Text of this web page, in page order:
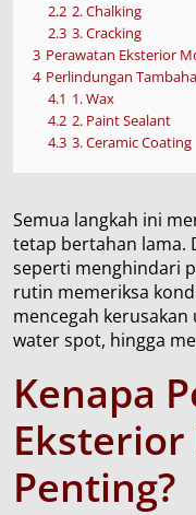
2.2 2. Chalking
2.3 3. Cracking
3 Perawatan Eksterior
4 Perlindungan
4.1 1. Wax
4.2 2. Paint Sealant
4.3 3. Ceramic Coating
Semua langkah ini
tetap bertahan lama.
seperti menghindari
rutin memeriksa
mencegah
water spot, hingga
Kenapa
Penting?